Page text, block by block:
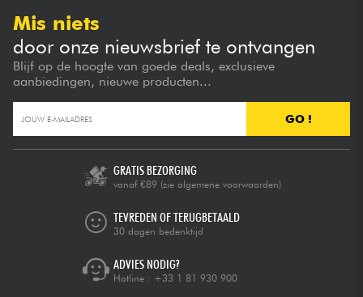
Mis niets
door onze nieuwsbrief te ontvangen
Blijf op de hoogte van goede deals, exclusieve
aanbiedingen, nieuwe producten...
GO !
GRATIS BEZORGING
vanaf €89 (zie algemene voorwaarden)
TEVREDEN OF TERUGBETAALD
30 dagen bedenktijd
ADVIES NODIG?
Hotline : +33 1 81 930 900